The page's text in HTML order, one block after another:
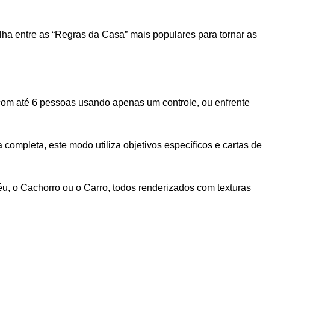
entre as “Regras da Casa” mais populares para tornar as
até 6 pessoas usando apenas um controle, ou enfrente
este modo utiliza objetivos específicos e cartas de
o Cachorro ou o Carro, todos renderizados com texturas